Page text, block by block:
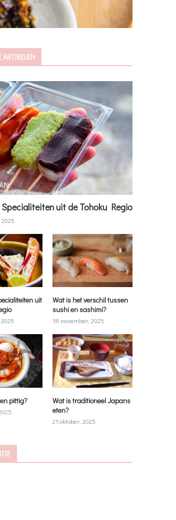
ARTIKELEN
Specialiteiten uit de Tohoku Regio
uit
Wat is het verschil tussen
sushi en sashimi?
18 november, 2025
pittig?
Wat is traditioneel Japans
eten?
21 oktober, 2025